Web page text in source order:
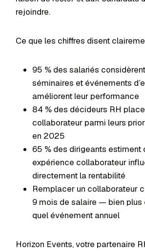
rejoindre.
Ce que les chiffres disent
95 % des salariés
séminaires et événements
améliorent leur performance
84 % des décideurs RH
collaborateur parmi leurs
en 2025
65 % des dirigeants estiment
expérience collaborateur
directement la rentabilité
Remplacer un collaborateur
9 mois de salaire — bien plus
quel événement annuel
Horizon Events, votre partenaire